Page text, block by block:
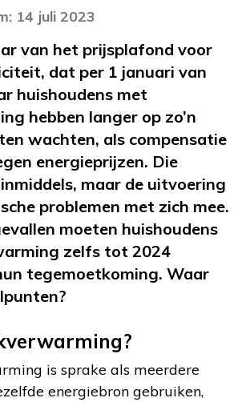
14 juli 2023
van het prijsplafond voor
dat per 1 januari van
huishoudens met
hebben langer op zo’n
wachten, als compensatie
energieprijzen. Die
maar de uitvoering
problemen met zich mee.
moeten huishoudens
zelfs tot 2024
tegemoetkoming. Waar
is sprake als meerdere
energiebron gebruiken,